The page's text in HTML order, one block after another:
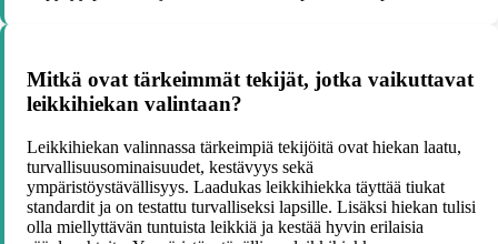
Mitkä ovat tärkeimmät tekijät, jotka vaikuttavat
leikkihiekan valintaan?
Leikkihiekan valinnassa tärkeimpiä tekijöitä ovat hiekan laatu,
turvallisuusominaisuudet, kestävyys sekä
ympäristöystävällisyys. Laadukas leikkihiekka täyttää tiukat
standardit ja on testattu turvalliseksi lapsille. Lisäksi hiekan tulisi
olla miellyttävän tuntuista leikkiä ja kestää hyvin erilaisia